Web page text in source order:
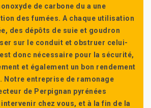
de carbone du a une
des fumées. A chaque utilisation
des dépôts de suie et goudron
sur le conduit et obstruer celui-
donc nécessaire pour la sécurité,
et également un bon rendement
Notre entreprise de ramonage
de Perpignan pyrénées
chez vous, et à la fin de la